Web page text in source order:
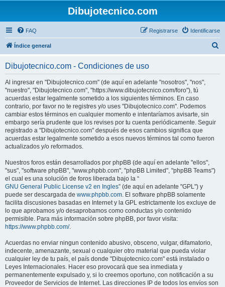
Dibujotecnico.com
FAQ Identificarse
Registrarse
Índice general
Dibujotecnico.com - Condiciones de uso
Al ingresar en "Dibujotecnico.com" (de aquí en adelante "nosotros", "nos",
"nuestro", "Dibujotecnico.com", "https://www.dibujotecnico.com/foro"), tú
acuerdas estar legalmente sometido a los siguientes términos. En caso
contrario, por favor no te registres y/o uses "Dibujotecnico.com". Podemos
cambiar estos términos en cualquier momento e intentaríamos avisarte, sin
embargo sería prudente que los revises por tu cuenta periódicamente. Seguir
registrado a "Dibujotecnico.com" después de esos cambios significa que
acuerdas estar legalmente sometido a esos nuevos términos tal como fueron
actualizados y/o reformados.
Nuestros foros están desarrollados por phpBB (de aquí en adelante "ellos",
"sus", "software phpBB", "www.phpbb.com", "phpBB Limited", "phpBB Teams")
el cual es una solución de foros liberada bajo la “
GNU General Public License v2 en Ingles” (de aquí en adelante "GPL") y
puede ser descargada de www.phpbb.com. El software phpBB solamente
facilita discusiones basadas en Internet y la GPL estrictamente los excluye de
lo que aprobamos y/o desaprobamos como conductas y/o contenido
permisible. Para más información sobre phpBB, por favor visita:
https://www.phpbb.com/.
Acuerdas no enviar ningun contenido abusivo, obsceno, vulgar, difamatorio,
indecente, amenazante, sexual o cualquier otro material que pueda violar
cualquier ley de tu país, el país donde "Dibujotecnico.com" está instalado o
Leyes Internacionales. Hacer eso provocará que sea inmediata y
permanentemente expulsado y, si lo creemos oportuno, con notificación a su
Proveedor de Servicios de Internet. Las direcciones IP de todos los envíos son